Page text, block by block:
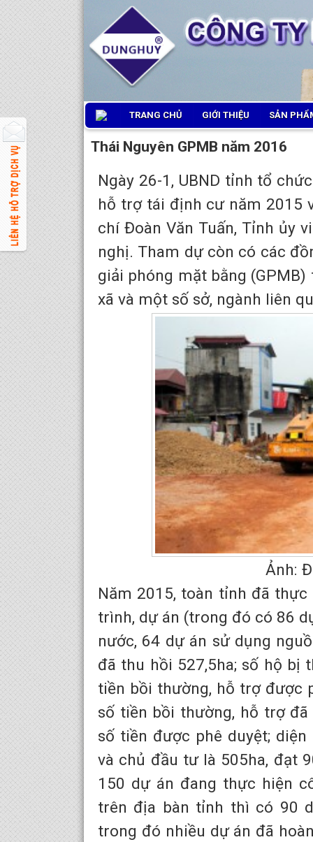
TRANG CHỦ GIỚI THIỆU SẢN
Thái Nguyên GPMB năm 2016
Ngày 26-1, UBND tỉnh tổ
hỗ trợ tái định cư năm 2015
chí Đoàn Văn Tuấn, Tỉnh ủy
nghị. Tham dự còn có các
giải phóng mặt bằng
xã và một số sở, ngành liên
Ảnh: Đường
Năm 2015, toàn tỉnh đã
trình, dự án (trong đó có 86
nước, 64 dự án sử dụng
đã thu hồi 527,5ha; số hộ bị
tiền bồi thường, hỗ trợ được
số tiền bồi thường, hỗ trợ
số tiền được phê duyệt;
và chủ đầu tư là 505ha, đạt
150 dự án đang thực hiện
trên địa bàn tỉnh thì có 90
trong đó nhiều dự án đã